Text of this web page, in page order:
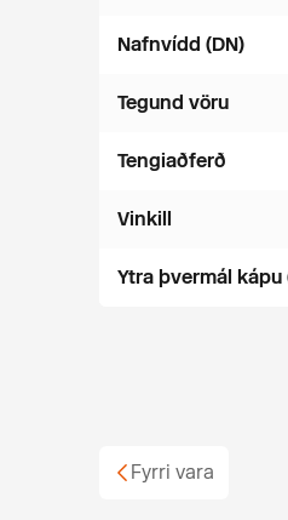
Nafnvídd (DN)
Tegund vöru
Tengiaðferð
Vinkill
Ytra þvermál kápu
Fyrri vara